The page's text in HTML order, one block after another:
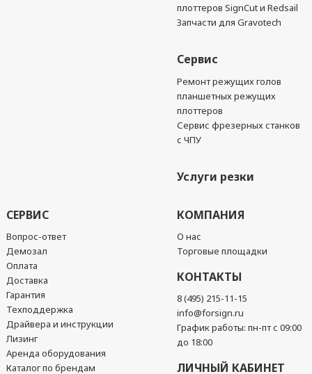
плоттеров SignCut и Redsail
Запчасти для Gravotech
Сервис
Ремонт режущих голов
планшетных режущих
плоттеров
Сервис фрезерных станков
с ЧПУ
Услуги резки
СЕРВИС
Вопрос-ответ
Демозал
Оплата
Доставка
Гарантия
Техподдержка
Драйвера и инструкции
Лизинг
Аренда оборудования
Каталог по брендам
КОМПАНИЯ
О нас
Торговые площадки
КОНТАКТЫ
8 (495) 215-11-15
info@forsign.ru
График работы: пн-пт с 09:00
до 18:00
ЛИЧНЫЙ КАБИНЕТ